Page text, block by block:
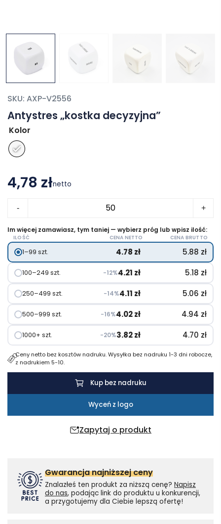
Antystres „kostka decyzyjna”
SKU: AXP-V2556
Kolor
4,78 złnetto
-
"kostka
decyzyjna"
+
Zapytaj o produkt
Im więcej zamawiasz, tym taniej — wybierz próg lub wpisz ilość:
ILOŚĆ CENA NETTO CENA BRUTTO
1–99 szt. 4.78 zł 5.88 zł
100–249 szt. −12%4.21 zł 5.18 zł
250–499 szt. −14%4.11 zł 5.06 zł
500–999 szt. −16%4.02zł 4.94 zł
1000+ szt. −20%3.82zł 4.70 zł
Ceny netto bez kosztów nadruku. Wysyłka bez nadruku 1-3 dni robocze,
z nadrukiem 5-10.
Kup bez nadruku
Wyceń z logo
Gwarancja najniższej ceny
Znalazłeś ten produkt za niższą cenę? Napisz
do nas, podając link do produktu u konkurencji,
a przygotujemy dla Ciebie lepszą ofertę!